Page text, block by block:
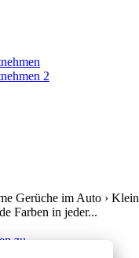
Gerüche im Auto ›
Farben in jeder...